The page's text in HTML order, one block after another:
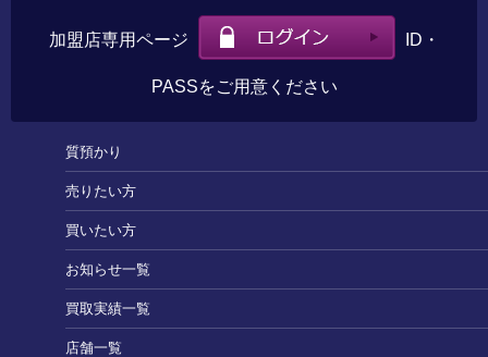
加盟店専用ページ ID・
PASSをご用意ください
質預かり
売りたい方
買いたい方
お知らせ一覧
買取実績一覧
店舗一覧